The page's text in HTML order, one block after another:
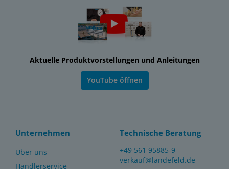
Aktuelle Produktvorstellungen und Anleitungen
YouTube öffnen
Unternehmen
Über uns
Händlerservice
Technische Beratung
+49 561 95885-9
verkauf@landefeld.de